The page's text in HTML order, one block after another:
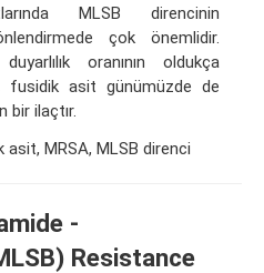
MLSB direncinin
çok önemlidir.
oranının oldukça
fusidik asit günümüzde de
bir ilaçtır.
asit, MRSA, MLSB direnci
-
Resistance